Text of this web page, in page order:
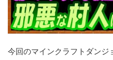
今回のマインクラフトダンジ